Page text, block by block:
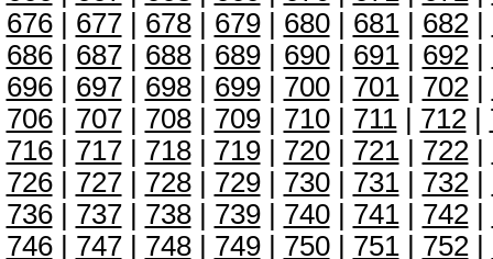
676| 677| 678| 679| 680| 681| 682|
686| 687| 688| 689| 690| 691| 692|
696| 697| 698| 699| 700| 701| 702|
706| 707| 708| 709| 710| 711| 712|
716| 717| 718| 719| 720| 721| 722|
726| 727| 728| 729| 730| 731| 732|
736| 737| 738| 739| 740| 741| 742|
746| 747| 748| 749| 750| 751| 752|